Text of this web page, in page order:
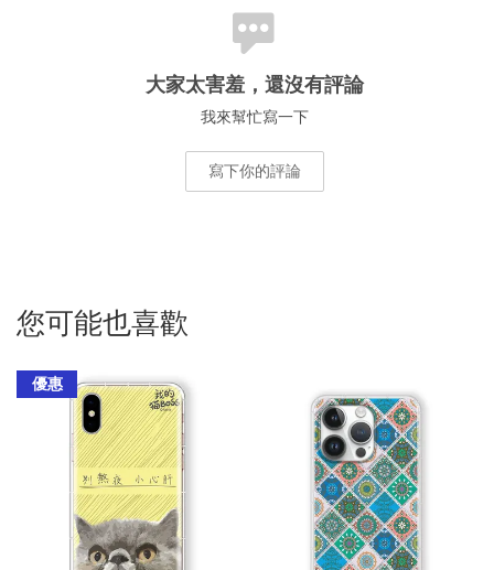
大家太害羞，還沒有評論
我來幫忙寫一下
寫下你的評論
您可能也喜歡
優惠